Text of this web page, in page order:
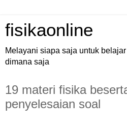
fisikaonline
Melayani siapa saja untuk
dimana saja
19 materi fisika
penyelesaian soal